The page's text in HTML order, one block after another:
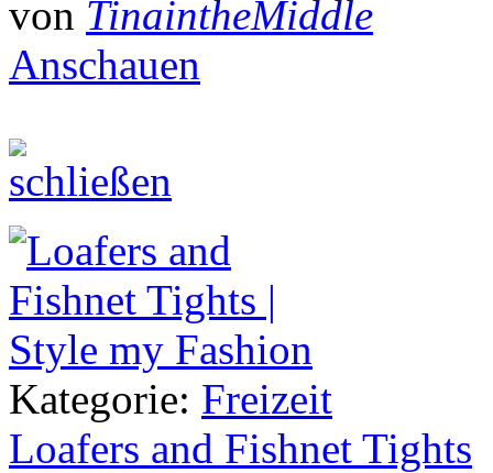
von TinaintheMiddle
Anschauen
Kategorie: Freizeit
Loafers and Fishnet Tights